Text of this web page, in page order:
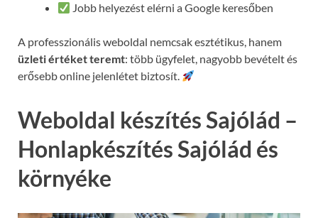
Jobb helyezést elérni a Google keresőben
A professzionális weboldal nemcsak esztétikus, hanem
üzleti értéket teremt: több ügyfelet, nagyobb bevételt és
erősebb online jelenlétet biztosít.
Weboldal készítés Sajólád –
Honlapkészítés Sajólád és
környéke